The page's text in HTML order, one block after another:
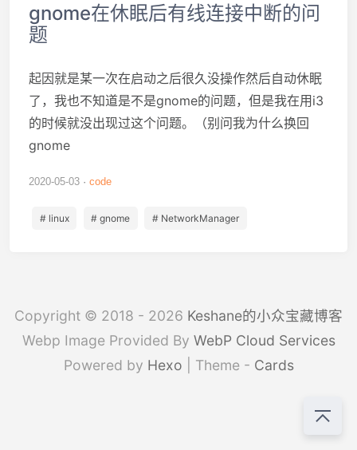
gnome在休眠后有线连接中断的问
题
起因就是某一次在启动之后很久没操作然后自动休眠
了，我也不知道是不是gnome的问题，但是我在用i3
的时候就没出现过这个问题。（别问我为什么换回
gnome
2020-05-03 code
# linux # gnome # NetworkManager
Copyright © 2018 - 2026 Keshane的小众宝藏博客
Webp Image Provided By WebP Cloud Services
Powered by Hexo | Theme - Cards